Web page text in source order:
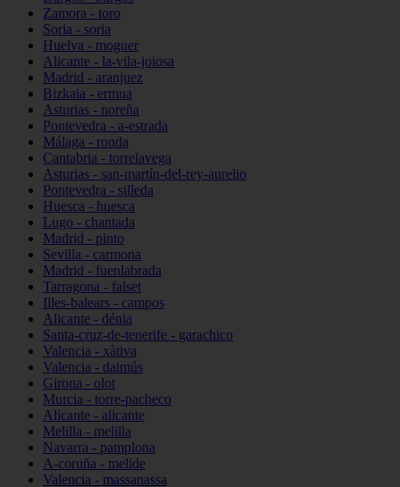
Zamora - toro
Soria - soria
Huelva - moguer
Alicante - la-vila-joiosa
Madrid - aranjuez
Bizkaia - ermua
Asturias - noreña
Pontevedra - a-estrada
Málaga - ronda
Cantabria - torrelavega
Asturias - san-martín-del-rey-aurelio
Pontevedra - silleda
Huesca - huesca
Lugo - chantada
Madrid - pinto
Sevilla - carmona
Madrid - fuenlabrada
Tarragona - falset
Illes-balears - campos
Alicante - dénia
Santa-cruz-de-tenerife - garachico
Valencia - xàtiva
Valencia - daimús
Girona - olot
Murcia - torre-pacheco
Alicante - alicante
Melilla - melilla
Navarra - pamplona
A-coruña - melide
Valencia - massanassa